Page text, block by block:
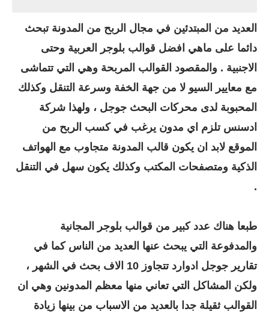
العديد من المبتدئين في مجال الربح من المدونة تبحث
دائما على ماهي افضل قوالب بلوجر العربية وحتى
الاجنبية . والمقصود القوالب المربحة وهي التي تتماشى
مع معايير السيو لا من جهة الخفة وسرعة التنقل وكذلك
المحبوبة لدى محركات البحث جوجل ، ولهذا شركة
ادسنس تلزم اي مدون يرغب في كسب الربح من
الموقع لابد ان يكون قالب المدونة متجاوب مع الهواتف
الذكية ومتصفحات المكتب وكذلك يكون سهل في التنقل
.
طبعا هناك عدد كبير من قوالب بلوجر المجانية
والمدفوعة التي يبحث عنها العديد من الناس كما في
تقارير جوجل ادوارد تتجاوز 10 الاف بحث في الشهر ،
ولكن المشاكل التي تعاني منها معظم المدونين وهي ان
القوالب ثقيلة جدا بالعديد من الاسباب من بينها زيادة